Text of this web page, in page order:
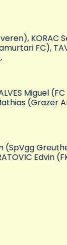
KORAC
FC),
Miguel
(Grazer
(SpVgg
Edvin